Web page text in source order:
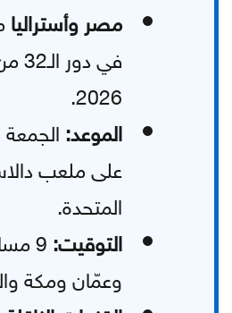
مصر وأستراليا
في
2026.
الموعد:
على ملعب
المتحدة.
التوقيت:
9
وعمّان ومكة